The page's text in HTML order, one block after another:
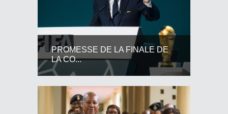
PROMESSE DE LA FINALE DE
LA CO...